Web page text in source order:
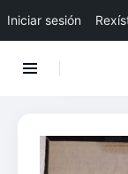
Iniciar sesión